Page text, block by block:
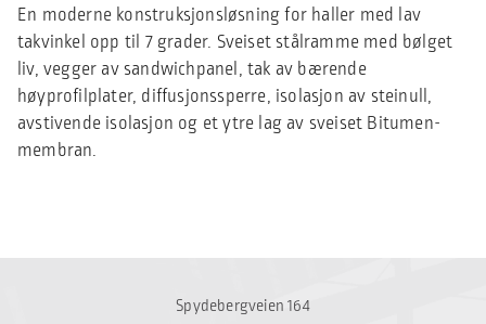
En moderne konstruksjonsløsning for haller med lav
takvinkel opp til 7 grader. Sveiset stålramme med bølget
liv, vegger av sandwichpanel, tak av bærende
høyprofilplater, diffusjonssperre, isolasjon av steinull,
avstivende isolasjon og et ytre lag av sveiset Bitumen-
membran.
Spydebergveien 164